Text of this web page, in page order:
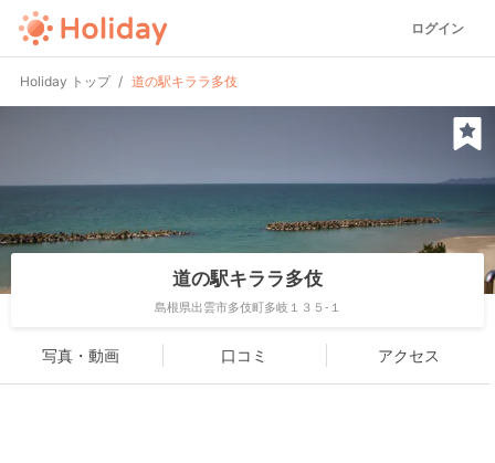
ログイン
Holiday トップ 道の駅キララ多伎
道の駅キララ多伎
島根県出雲市多伎町多岐１３５-１
写真・動画 口コミ アクセス